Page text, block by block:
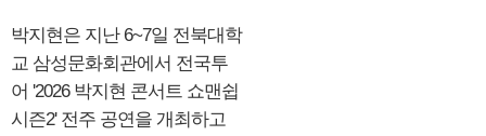
박지현은 지난 6~7일 전북대학
교 삼성문화회관에서 전국투
어 '2026 박지현 콘서트 쇼맨쉽
시즌2' 전주 공연을 개최하고